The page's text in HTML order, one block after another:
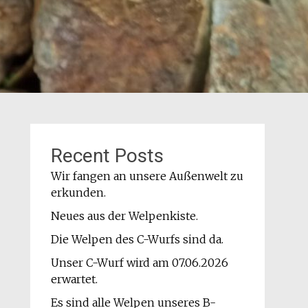
Recent Posts
Wir fangen an unsere Außenwelt zu
erkunden.
Neues aus der Welpenkiste.
Die Welpen des C-Wurfs sind da.
Unser C-Wurf wird am 07.06.2026
erwartet.
Es sind alle Welpen unseres B-